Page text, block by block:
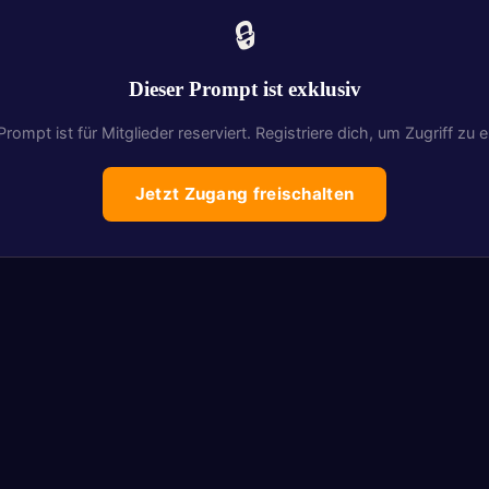
🔒
Dieser Prompt ist exklusiv
ist für Mitglieder reserviert. Registriere dich, um Zugriff zu
Jetzt Zugang freischalten